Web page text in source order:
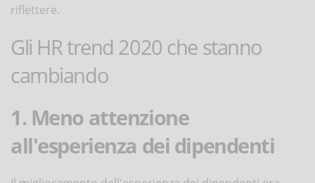
riflettere.
Gli HR trend 2020 che stanno
cambiando
1. Meno attenzione
all'esperienza dei dipendenti